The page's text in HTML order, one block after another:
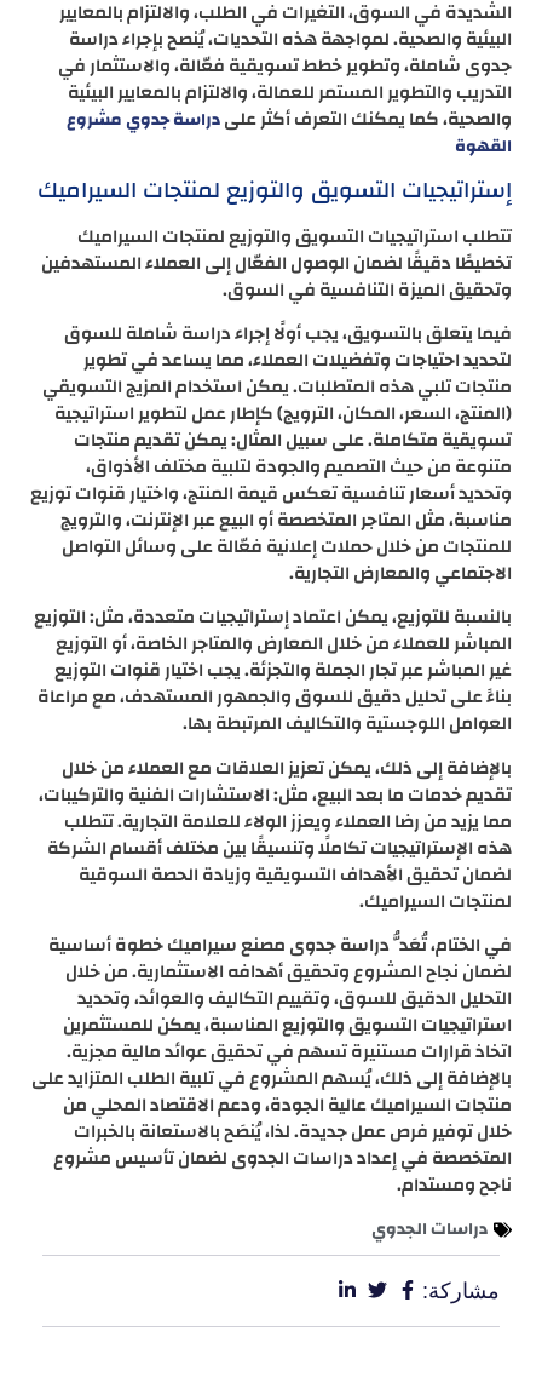
الشديدة في السوق، التغيرات في الطلب، والالتزام بالمعايير
البيئية والصحية. لمواجهة هذه التحديات، يُنصح بإجراء دراسة
جدوى شاملة، وتطوير خطط تسويقية فعّالة، والاستثمار في
التدريب والتطوير المستمر للعمالة، والالتزام بالمعايير البيئية
والصحية، كما يمكنك التعرف أكثر علىدراسة جدوي مشروع
القهوة
إستراتيجيات التسويق والتوزيع لمنتجات السيراميك
تتطلب استراتيجيات التسويق والتوزيع لمنتجات السيراميك
تخطيطًا دقيقًا لضمان الوصول الفعّال إلى العملاء المستهدفين
وتحقيق الميزة التنافسية في السوق.
فيما يتعلق بالتسويق، يجب أولًا إجراء دراسة شاملة للسوق
لتحديد احتياجات وتفضيلات العملاء، مما يساعد في تطوير
منتجات تلبي هذه المتطلبات. يمكن استخدام المزيج التسويقي
(المنتج، السعر، المكان، الترويج) كإطار عمل لتطوير استراتيجية
تسويقية متكاملة. على سبيل المثال: يمكن تقديم منتجات
متنوعة من حيث التصميم والجودة لتلبية مختلف الأذواق،
وتحديد أسعار تنافسية تعكس قيمة المنتج، واختيار قنوات توزيع
مناسبة، مثل المتاجر المتخصصة أو البيع عبر الإنترنت، والترويج
للمنتجات من خلال حملات إعلانية فعّالة على وسائل التواصل
الاجتماعي والمعارض التجارية.
بالنسبة للتوزيع، يمكن اعتماد إستراتيجيات متعددة، مثل: التوزيع
المباشر للعملاء من خلال المعارض والمتاجر الخاصة، أو التوزيع
غير المباشر عبر تجار الجملة والتجزئة. يجب اختيار قنوات التوزيع
بناءً على تحليل دقيق للسوق والجمهور المستهدف، مع مراعاة
العوامل اللوجستية والتكاليف المرتبطة بها.
بالإضافة إلى ذلك، يمكن تعزيز العلاقات مع العملاء من خلال
تقديم خدمات ما بعد البيع، مثل: الاستشارات الفنية والتركيبات،
مما يزيد من رضا العملاء ويعزز الولاء للعلامة التجارية. تتطلب
هذه الإستراتيجيات تكاملًا وتنسيقًا بين مختلف أقسام الشركة
لضمان تحقيق الأهداف التسويقية وزيادة الحصة السوقية
لمنتجات السيراميك.
في الختام، تُعَدُّ دراسة جدوى مصنع سيراميك خطوة أساسية
لضمان نجاح المشروع وتحقيق أهدافه الاستثمارية. من خلال
التحليل الدقيق للسوق، وتقييم التكاليف والعوائد، وتحديد
استراتيجيات التسويق والتوزيع المناسبة، يمكن للمستثمرين
اتخاذ قرارات مستنيرة تسهم في تحقيق عوائد مالية مجزية.
بالإضافة إلى ذلك، يُسهم المشروع في تلبية الطلب المتزايد على
منتجات السيراميك عالية الجودة، ودعم الاقتصاد المحلي من
خلال توفير فرص عمل جديدة. لذا، يُنصَح بالاستعانة بالخبرات
المتخصصة في إعداد دراسات الجدوى لضمان تأسيس مشروع
ناجح ومستدام.
دراسات الجدوي
مشاركة: